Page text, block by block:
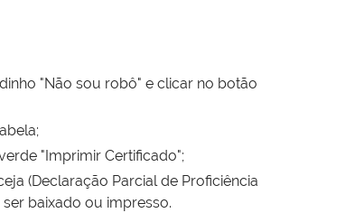
"Não sou robô" e clicar no botão
"Imprimir Certificado";
(Declaração Parcial de Proficiência
baixado ou impresso.